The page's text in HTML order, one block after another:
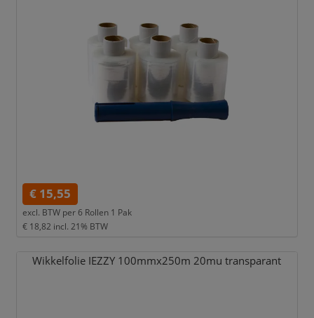
€ 15,55
excl. BTW per6 Rollen 1 Pak
€ 18,82 incl. 21% BTW
Wikkelfolie IEZZY 100mmx250m 20mu transparant